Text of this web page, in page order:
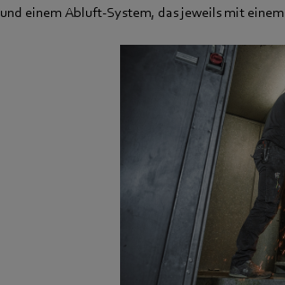
und einem Abluft-System, das jeweils mit